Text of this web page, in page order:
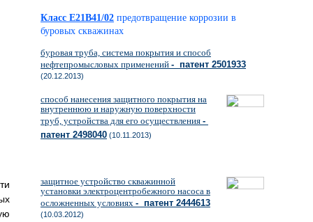
Класс E21B41/02 предотвращение коррозии в
буровых скважинах
буровая труба, система покрытия и способ
нефтепромысловых применений - патент 2501933
(20.12.2013)
способ нанесения защитного покрытия на
внутреннюю и наружную поверхности
труб, устройства для его осуществления -
патент 2498040 (10.11.2013)
защитное устройство скважинной
установки электроцентробежного насоса в
осложненных условиях - патент 2444613
(10.03.2012)